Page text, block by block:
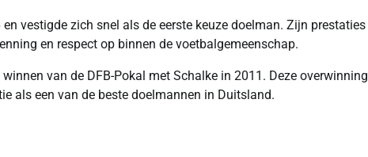
vestigde zich snel als de eerste keuze doelman. Zijn prestaties
en respect op binnen de voetbalgemeenschap.
van de DFB-Pokal met Schalke in 2011. Deze overwinning
als een van de beste doelmannen in Duitsland.